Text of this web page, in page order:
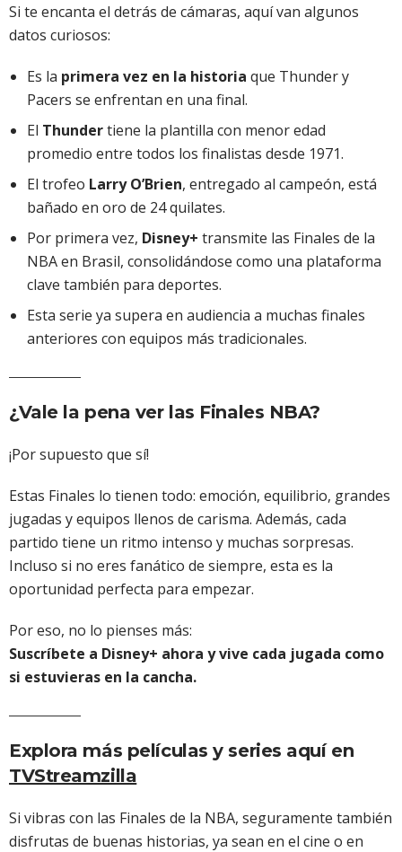
Si te encanta el detrás de cámaras, aquí van algunos
datos curiosos:
Es la primera vez en la historia que Thunder y
Pacers se enfrentan en una final.
El Thundertiene la plantilla con menor edad
promedio entre todos los finalistas desde 1971.
El trofeo Larry O’Brien, entregado al campeón, está
bañado en oro de 24 quilates.
Por primera vez, Disney+ transmite las Finales de la
NBA en Brasil, consolidándose como una plataforma
clave también para deportes.
Esta serie ya supera en audiencia a muchas finales
anteriores con equipos más tradicionales.
¿Vale la pena ver las Finales NBA?
¡Por supuesto que sí!
Estas Finales lo tienen todo: emoción, equilibrio, grandes
jugadas y equipos llenos de carisma. Además, cada
partido tiene un ritmo intenso y muchas sorpresas.
Incluso si no eres fanático de siempre, esta es la
oportunidad perfecta para empezar.
Por eso, no lo pienses más:
Suscríbete a Disney+ ahora y vive cada jugada como
si estuvieras en la cancha.
Explora más películas y series aquí en
TVStreamzilla
Si vibras con las Finales de la NBA, seguramente también
disfrutas de buenas historias, ya sean en el cine o en